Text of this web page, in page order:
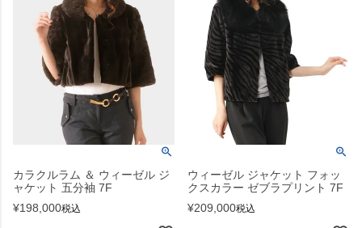
カラクルラム ＆ ウィーゼル ジ
ャケット 五分袖 7F
¥198,000税込
ウィーゼル ジャケット フォッ
クスカラー ゼブラプリント 7F
¥209,000税込